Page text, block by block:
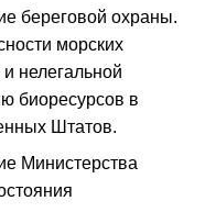
береговой охраны.
морских
нелегальной
биоресурсов в
Штатов.
Министерства